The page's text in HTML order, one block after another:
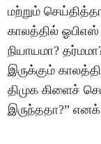
மற்றும்
காலத்தில் ஓபிஎஸ்
நியாயமா?
இருக்கும்
திமுக கிளைச்
இருந்ததா?” எனக்